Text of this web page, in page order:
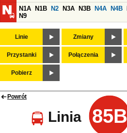
N1A
N1B N2 N3A N3B N4A N4B
N9
Linie Zmiany
Przystanki Połączenia
Pobierz
Powrót
Linia 85B